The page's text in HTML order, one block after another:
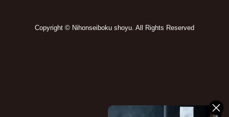
Copyright © Nihonseiboku shoyu. All Rights Reserved